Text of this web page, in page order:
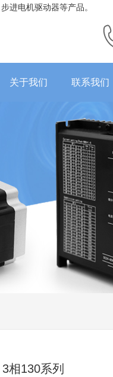
进电机驱动器等产品。
关于我们 联系我们
3相130系列